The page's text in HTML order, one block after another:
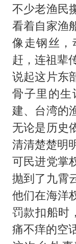
不少老渔民
看着自家渔
像走钢丝
赶，连祖辈
说起这片东
骨子里的
建、台湾的
无论是历史
清清楚楚明
可民进党掌
抛到了九霄
他们在海洋
罚款扣船时
痛不痒的空话